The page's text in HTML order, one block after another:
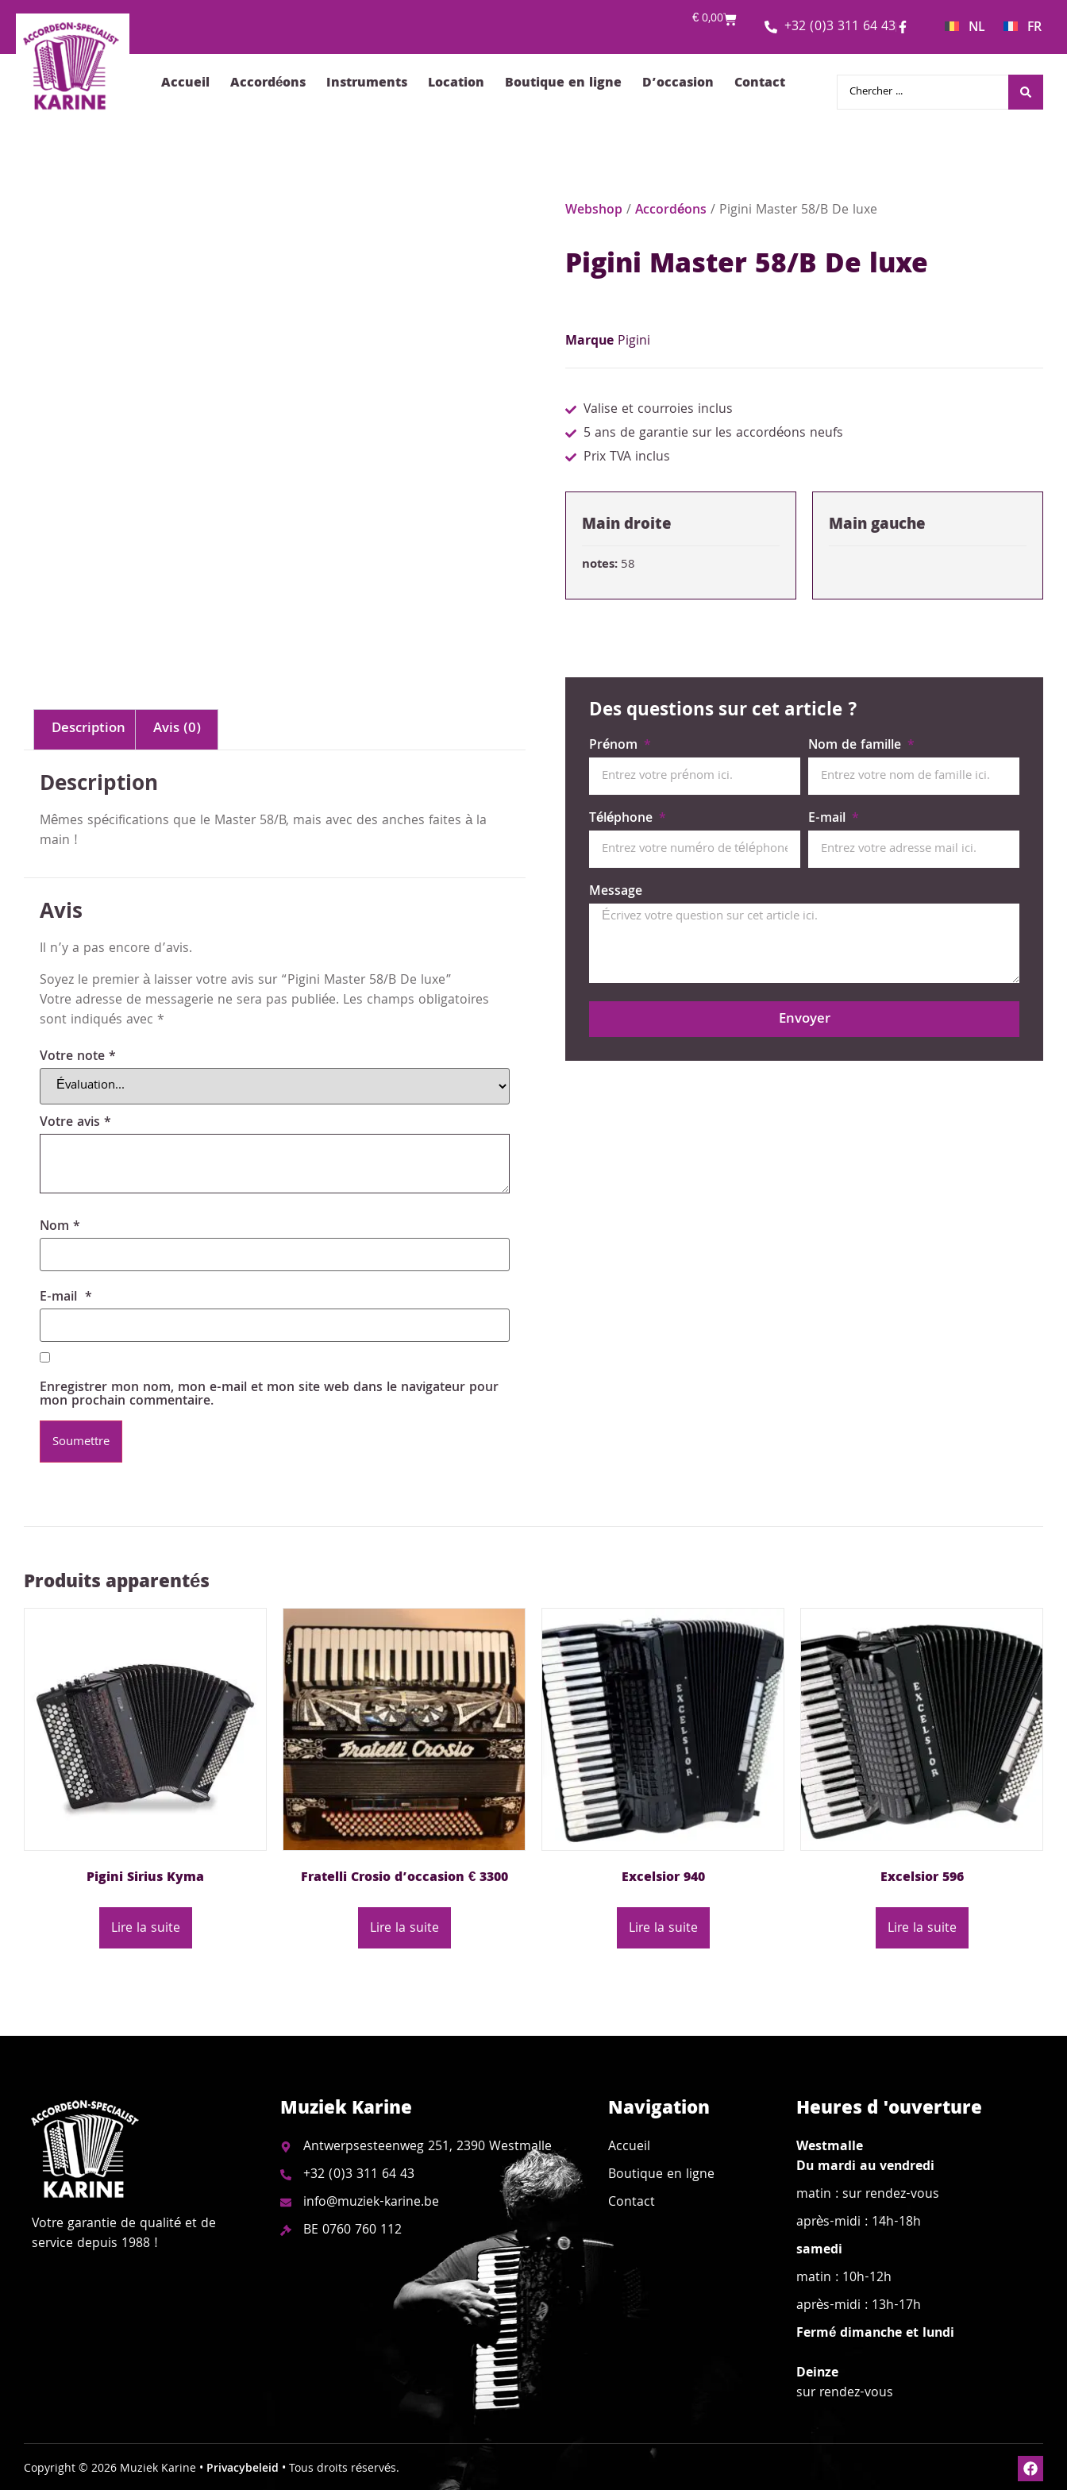
€0,00 +32 (0)3 311 64 43 NL FR
Accueil Accordéons Instruments Location Boutique en ligne D’occasion Contact
Webshop /Accordéons / Pigini Master 58/B De luxe
Pigini Master 58/B De luxe
Marque Pigini
Valise et courroies inclus
5 ans de garantie sur les accordéons neufs
Prix TVA inclus
Main droite
notes:58
Main gauche
Description Avis (0)
Description
Mêmes spécifications que le Master 58/B, mais avec des anches faites à la
main !
Avis
Il n’y a pas encore d’avis.
Soyez le premier à laisser votre avis sur “Pigini Master 58/B De luxe”
Votre adresse de messagerie ne sera pas publiée. Les champs obligatoires
sont indiqués avec *
Votre note*
Votre avis *
Nom *
E-mail *
Enregistrer mon nom, mon e-mail et mon site web dans le navigateur pour
mon prochain commentaire.
Des questions sur cet article ?
Prénom Nom de famille
Téléphone E-mail
Message
Envoyer
Produits apparentés
Pigini Sirius Kyma
Lire la suite
Fratelli Crosio d’occasion € 3300
Lire la suite
Excelsior 940
Lire la suite
Excelsior 596
Lire la suite
Votre garantie de qualité et de
service depuis 1988 !
Muziek Karine
Antwerpsesteenweg 251, 2390 Westmalle
+32 (0)3 311 64 43
info@muziek-karine.be
BE 0760 760 112
Navigation
Accueil
Boutique en ligne
Contact
Heures d 'ouverture
Westmalle
Du mardi au vendredi
matin : sur rendez-vous
après-midi : 14h-18h
samedi
matin : 10h-12h
après-midi : 13h-17h
Fermé dimanche et lundi
Deinze
sur rendez-vous
Copyright © 2026 Muziek Karine • Privacybeleid • Tous droits réservés.